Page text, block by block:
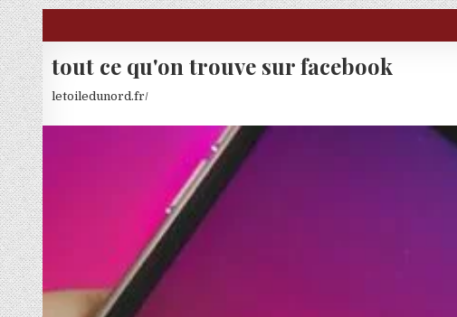
Skip to content
tout ce qu'on trouve sur facebook
letoiledunord.fr/